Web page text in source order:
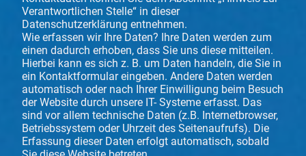
Verantwortlichen Stelle“ in dieser
Datenschutzerklärung entnehmen.
Wie erfassen wir Ihre Daten? Ihre Daten werden zum
einen dadurch erhoben, dass Sie uns diese mitteilen.
Hierbei kann es sich z. B. um Daten handeln, die Sie in
ein Kontaktformular eingeben. Andere Daten werden
automatisch oder nach Ihrer Einwilligung beim Besuch
der Website durch unsere IT- Systeme erfasst. Das
sind vor allem technische Daten (z.B. Internetbrowser,
Betriebssystem oder Uhrzeit des Seitenaufrufs). Die
Erfassung dieser Daten erfolgt automatisch, sobald